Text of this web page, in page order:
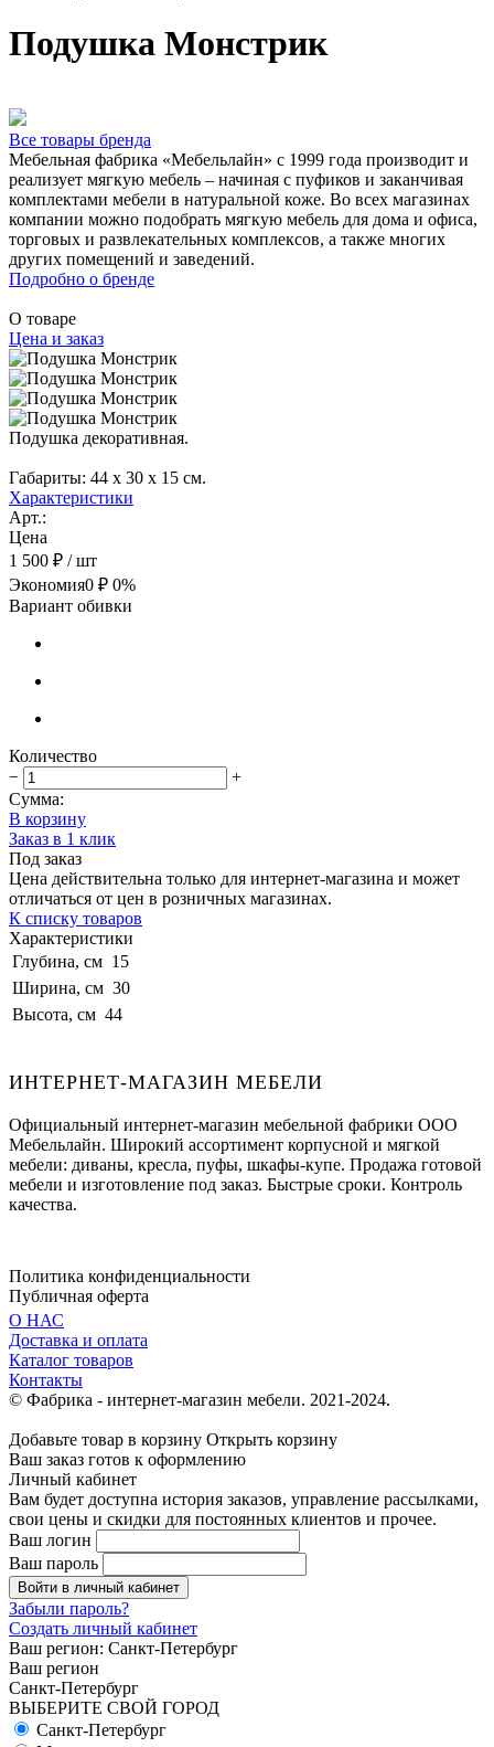
Подушка Монстрик
Все товары бренда
Мебельная фабрика «Мебельлайн» с 1999 года производит и
реализует мягкую мебель – начиная с пуфиков и заканчивая
комплектами мебели в натуральной коже. Во всех магазинах
компании можно подобрать мягкую мебель для дома и офиса,
торговых и развлекательных комплексов, а также многих
других помещений и заведений.
Подробно о бренде
О товаре
Цена и заказ
Подушка декоративная.
Габариты: 44 х 30 х 15 см.
Характеристики
Арт.:
Цена
1 500 ₽ / шт
Экономия0 ₽ 0%
Вариант обивки
Количество
−
+
Сумма:
В корзину
Заказ в 1 клик
Под заказ
Цена действительна только для интернет-магазина и может
отличаться от цен в розничных магазинах.
К списку товаров
Характеристики
Глубина, см 15
Ширина, см 30
Высота, см 44
ИНТЕРНЕТ-МАГАЗИН МЕБЕЛИ
Официальный интернет-магазин мебельной фабрики ООО
Мебельлайн. Широкий ассортимент корпусной и мягкой
мебели: диваны, кресла, пуфы, шкафы-купе. Продажа готовой
мебели и изготовление под заказ. Быстрые сроки. Контроль
качества.
Политика конфиденциальности
Публичная оферта
О НАС
Доставка и оплата
Каталог товаров
Контакты
© Фабрика - интернет-магазин мебели. 2021-2024.
Добавьте товар в корзину Открыть корзину
Ваш заказ готов к оформлению
Личный кабинет
Вам будет доступна история заказов, управление рассылками,
свои цены и скидки для постоянных клиентов и прочее.
Ваш логин
Ваш пароль
Войти в личный кабинет
Забыли пароль?
Создать личный кабинет
Ваш регион: Санкт-Петербург
Ваш регион
Санкт-Петербург
ВЫБЕРИТЕ СВОЙ ГОРОД
Санкт-Петербург